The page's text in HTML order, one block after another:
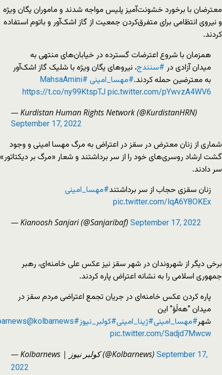
معترضان با برخورد خشونت‌آمیز پلیس مواجه شدند و ماموران یگان ویژه
و نیروی انتظامی برای متفرق‌کردن جمعیت از گاز اشک‌آور و باتوم استفاده
کردند.
همزمان با شروع اعترضات گسترده در خیابان‌های منتهی به
میدان آزادی در #سنندج، نیروهای یگان ویژه با شلیک گاز اشک‌آور
به معترضین حمله کردند.#مهسا_امینی #MahsaAmini
https://t.co/ny99KtspTJpic.twitter.com/pYwvzA4WV6
— Kurdistan Human Rights Network (@KurdistanHRN)
September 17, 2022
شماری از زنان معترض در سقز در اعتراض به مرگ مهسا امینی و وجود
گشت ارشاد روسری‌های خود را از سر برداشتند و شعار «مرگ بر دیکتاتور»
سر دادند.
زنان سقزی حجاب از سر برداشتند#مهسا_امینی
pic.twitter.com/lqA6Y8OKEx
— Kianoosh Sanjari (@Sanjaribaf)September 17, 2022
برخی دیگر از شهروندان در شهر سقز نیز عکس علی خامنه‌ای، رهبر
جمهوری اسلامی را به نشانه اعتراض پاره کردند.
پاره کردن عکس خامنه‌ای در جریان تجمع اعتراضی مردم سقز در
میدان "هەڵۆ" این
شهر#مهسا_امینی#ژینا_امینی#کولبر_نیوز#kolbarnews
@kolbarnews
pic.twitter.com/Sadjd7Mwcw
— Kolbarnews | کولبر نیوز (@Kolbarnews)September 17,
2022